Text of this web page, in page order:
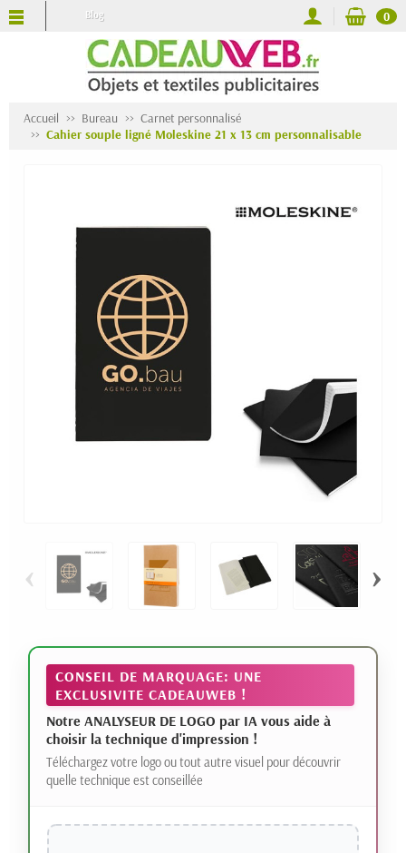
Blog 0
Accueil Bureau
Carnet personnalisé
Cahier souple ligné Moleskine 21 x 13 cm personnalisable
‹ ›
CONSEIL DE MARQUAGE: UNE
EXCLUSIVITE CADEAUWEB !
Notre ANALYSEUR DE LOGO par IA vous aide à
choisir la technique d'impression !
Téléchargez votre logo ou tout autre visuel pour découvrir
quelle technique est conseillée